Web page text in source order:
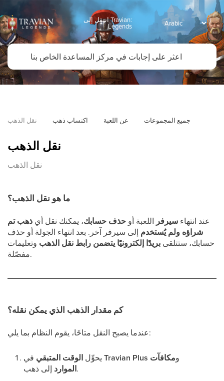
انتقل إلى Travian:
Legends
جميع المجموعات عن اللعبة اكتساب ذهب نقل الذهب
نقل الذهب
نقل الذهب
ما هو نقل الذهب؟
عند انتهاء سيرفر اللعبة أو حذف حسابك، يمكنك نقل أي ذهب تم
شراؤه ولم يُستخدم إلى سيرفر آخر. بعد انتهاء الجولة أو حذف
حسابك، ستتلقى بريدًا إلكترونيًا يتضمن رابط نقل الذهب وتعليمات
مفصّلة.
كم مقدار الذهب الذي يمكن نقله؟
عندما يصبح النقل متاحًا، يقوم النظام بما يلي:
يحوِّل الوقت المتبقي Travian Plus ومكافآت
المواردإلى ذهب.